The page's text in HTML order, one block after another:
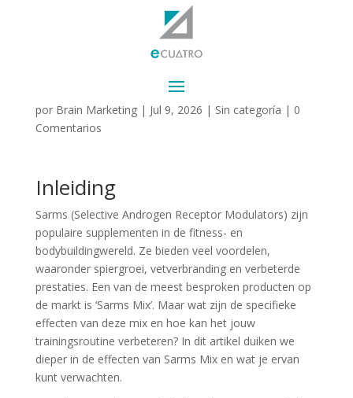
De Effecten van Sarms
Mix: Wat je Moet Weten
por Brain Marketing| Jul 9, 2026 | Sin categoría | 0
Comentarios
Inleiding
Sarms (Selective Androgen Receptor Modulators) zijn
populaire supplementen in de fitness- en
bodybuildingwereld. Ze bieden veel voordelen,
waaronder spiergroei, vetverbranding en verbeterde
prestaties. Een van de meest besproken producten op
de markt is ‘Sarms Mix’. Maar wat zijn de specifieke
effecten van deze mix en hoe kan het jouw
trainingsroutine verbeteren? In dit artikel duiken we
dieper in de effecten van Sarms Mix en wat je ervan
kunt verwachten.